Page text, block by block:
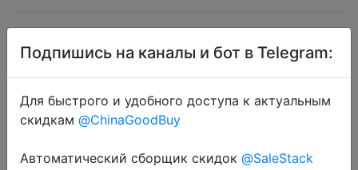
$4.96
Coins
Подпишись на каналы и бот в Telegram:
Для быстрого и удобного доступа к актуальным
скидкам @ChinaGoodBuy
Автоматический сборщик скидок @SaleStack